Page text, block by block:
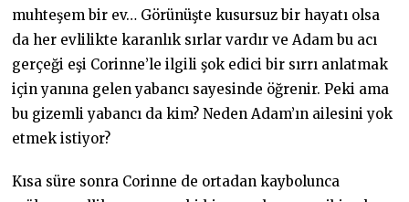
muhteşem bir ev… Görünüşte kusursuz bir hayatı olsa
da her evlilikte karanlık sırlar vardır ve Adam bu acı
gerçeği eşi Corinne’le ilgili şok edici bir sırrı anlatmak
için yanına gelen yabancı sayesinde öğrenir. Peki ama
bu gizemli yabancı da kim? Neden Adam’ın ailesini yok
etmek istiyor?
Kısa süre sonra Corinne de ortadan kaybolunca